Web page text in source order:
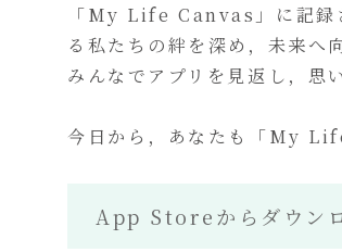
「My Life Canvas」に記録
る私たちの絆を深め，未来へ
みんなでアプリを見返し，思
今日から，あなたも「My
App Storeからダウン